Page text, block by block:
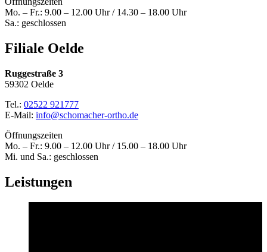
Mo. – Fr.: 9.00 – 12.00 Uhr / 14.30 – 18.00 Uhr
Sa.: geschlossen
Filiale Oelde
Ruggestraße 3
59302 Oelde
Tel.: 02522 921777
E-Mail: info@schomacher-ortho.de
Öffnungszeiten
Mo. – Fr.: 9.00 – 12.00 Uhr / 15.00 – 18.00 Uhr
Mi. und Sa.: geschlossen
Leistungen